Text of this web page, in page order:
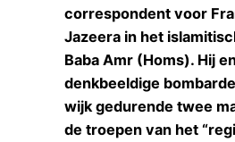
correspondent voor
Jazeera in het
Baba Amr (Homs). Hij
denkbeeldige
wijk gedurende twee
de troepen van het